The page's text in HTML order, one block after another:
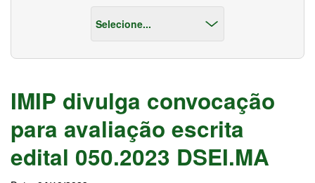
IMIP divulga convocação
para avaliação escrita
edital 050.2023 DSEI.MA